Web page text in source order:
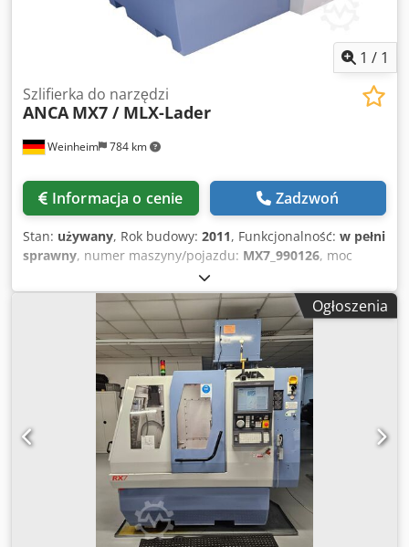
1 / 1
Weinheim 784 km
Szlifierka do narzędzi
ANCA MX7 / MLX-Lader
Informacja o cenie Zadzwoń
Stan: używany, Rok budowy: 2011, Funkcjonalność: w pełni
sprawny, numer maszyny/pojazdu: MX7_990126, moc
silnika wrzeciona szlifierskiego:
(51,67 KM), średnica przedmiotu obrabianego (maks.):300
, średnica tarczy: 203 mm, 5-osiowa, sterowana
numerycznie (CNC) szlifierka do narzędzi – dostępna jako
używana lub po regeneracji. Wydajna maszyna
produkcyjna z łożem z betonu polimerowego (ANCAcrete),
bezpośrednio napędzanym wrzecionem o mocy 38 kW, 6-
pozycyjnym wymiennikiem tarcz, automatycznym
załadunkiem z palety (maks. 520 narzędzi, 15 s) oraz
przygotowaniem do montażu podpór. Idealnie nadaje się
do produkcji narzędzi z węglika spiekanego i stali
szybkotnącej w środowisku produkcyjnym. !Oferta ważna
tylko w Europie, Afryce i na Bliskim Wschodzie! Dodpjq Sud
Ogłoszenia